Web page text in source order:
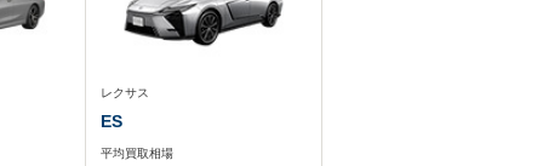
レクサス
ES
平均買取相場